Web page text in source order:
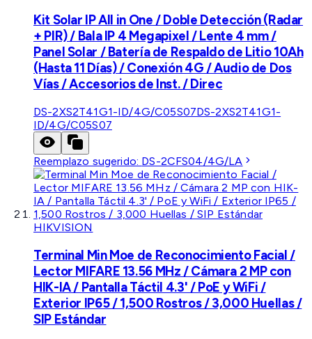
Kit Solar IP All in One / Doble Detección (Radar
+ PIR) / Bala IP 4 Megapixel / Lente 4 mm /
Panel Solar / Batería de Respaldo de Litio 10Ah
(Hasta 11 Días) / Conexión 4G / Audio de Dos
Vías / Accesorios de Inst. / Direc
DS-2XS2T41G1-ID/4G/C05S07DS-2XS2T41G1-
ID/4G/C05S07
Reemplazo sugerido: DS-2CFS04/4G/LA
HIKVISION
Terminal Min Moe de Reconocimiento Facial /
Lector MIFARE 13.56 MHz / Cámara 2 MP con
HIK-IA / Pantalla Táctil 4.3' / PoE y WiFi /
Exterior IP65 / 1,500 Rostros / 3,000 Huellas /
SIP Estándar